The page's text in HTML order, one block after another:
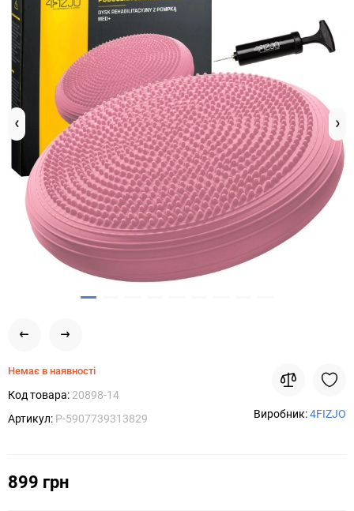
Немає в наявності
Код товара: 20898-14
Артикул: P-5907739313829 Виробник:4FIZJO
899 грн